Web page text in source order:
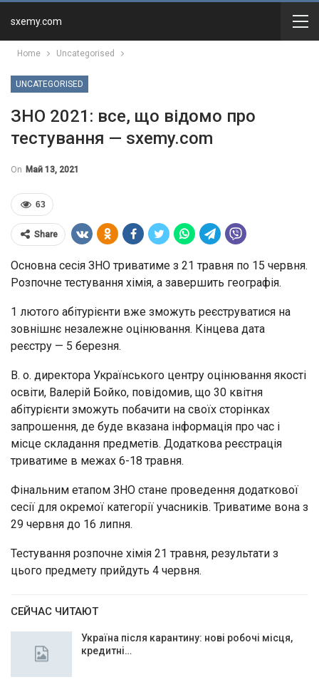
sxemy.com
Home Uncategorised
UNCATEGORISED
ЗНО 2021: все, що відомо про
тестування — sxemy.com
On Май 13, 2021
63
Share
Основна сесія ЗНО триватиме з 21 травня по 15 червня.
Розпочне тестування хімія, а завершить географія.
1 лютого абітурієнти вже зможуть реєструватися на
зовнішнє незалежне оцінювання. Кінцева дата
реєстру — 5 березня.
В. о. директора Українського центру оцінювання якості
освіти, Валерій Бойко, повідомив, що 30 квітня
абітурієнти зможуть побачити на своїх сторінках
запрошення, де буде вказана інформація про час і
місце складання предметів. Додаткова реєстрація
триватиме в межах 6-18 травня.
Фінальним етапом ЗНО стане проведення додаткової
сесії для окремої категорії учасників. Триватиме вона з
29 червня до 16 липня.
Тестування розпочне хімія 21 травня, результати з
цього предмету прийдуть 4 червня.
СЕЙЧАС ЧИТАЮТ
Україна після карантину: нові робочі місця,
кредитні…